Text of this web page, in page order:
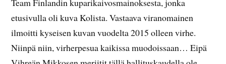
Team Finlandin kuparikaivosmainoksesta, jonka
etusivulla oli kuva Kolista. Vastaava viranomainen
ilmoitti kyseisen kuvan vuodelta 2015 olleen virhe.
Niinpä niin, virherpesua kaikissa muodoissaan… Eipä